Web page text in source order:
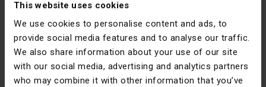
This website uses cookies
We use cookies to personalise content and ads, to
provide social media features and to analyse our traffic.
We also share information about your use of our site
with our social media, advertising and analytics partners
who may combine it with other information that you’ve
Pozostałe dane techniczne
Ścianka
końcowa
tak
Dane producenta
Producent POKÓJ S.E.